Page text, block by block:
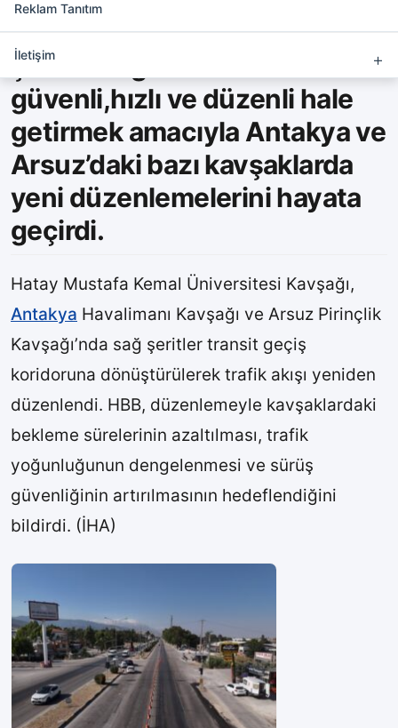
Reklam Tanıtım
İletişim
Hatay Büyükşehir Belediyesi
şehir trafiğini daha
güvenli,hızlı ve düzenli hale
getirmek amacıyla Antakya ve
Arsuz’daki bazı kavşaklarda
yeni düzenlemelerini hayata
geçirdi.
Hatay Mustafa Kemal Üniversitesi Kavşağı,
Antakya Havalimanı Kavşağı ve Arsuz Pirinçlik
Kavşağı’nda sağ şeritler transit geçiş
koridoruna dönüştürülerek trafik akışı yeniden
düzenlendi. HBB, düzenlemeyle kavşaklardaki
bekleme sürelerinin azaltılması, trafik
yoğunluğunun dengelenmesi ve sürüş
güvenliğinin artırılmasının hedeflendiğini
bildirdi. (İHA)